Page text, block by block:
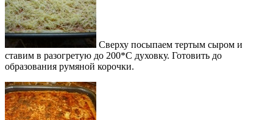
Сверху посыпаем тертым сыром и
ставим в разогретую до 200*С духовку. Готовить до
образования румяной корочки.